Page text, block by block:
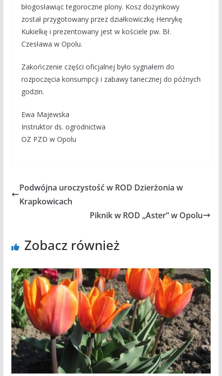
błogosławiąc tegoroczne plony. Kosz dożynkowy
został przygotowany przez działkowiczkę Henrykę
Kukielkę i prezentowany jest w kościele pw. Bł.
Czesława w Opolu.
Zakończenie części oficjalnej było sygnałem do
rozpoczęcia konsumpcji i zabawy tanecznej do późnych
godzin.
Ewa Majewska
Instruktor ds. ogrodnictwa
OZ PZD w Opolu
Podwójna uroczystość w ROD Dzierżonia w
Krapkowicach
Piknik w ROD „Aster” w Opolu
Zobacz również